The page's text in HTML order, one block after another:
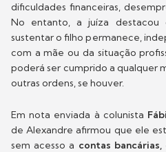
dificuldades financeiras,
No entanto, a juíza destacou
sustentar o filho permanece,
com a mãe ou da situação
poderá ser cumprido a qualquer
outras ordens, se houver.
Em nota enviada à colunista
de Alexandre afirmou que ele
sem acesso a contas